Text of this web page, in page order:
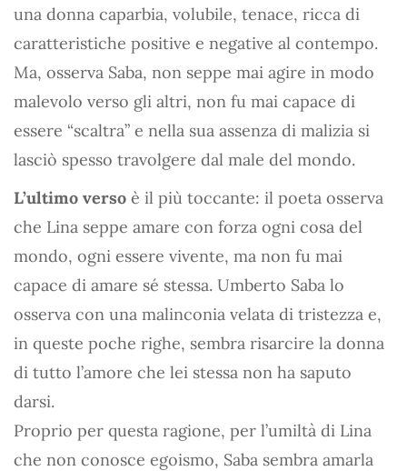
una donna caparbia, volubile, tenace, ricca di
caratteristiche positive e negative al contempo.
Ma, osserva Saba, non seppe mai agire in modo
malevolo verso gli altri, non fu mai capace di
essere “scaltra” e nella sua assenza di malizia si
lasciò spesso travolgere dal male del mondo.
L’ultimo verso è il più toccante: il poeta osserva
che Lina seppe amare con forza ogni cosa del
mondo, ogni essere vivente, ma non fu mai
capace di amare sé stessa. Umberto Saba lo
osserva con una malinconia velata di tristezza e,
in queste poche righe, sembra risarcire la donna
di tutto l’amore che lei stessa non ha saputo
darsi.
Proprio per questa ragione, per l’umiltà di Lina
che non conosce egoismo, Saba sembra amarla